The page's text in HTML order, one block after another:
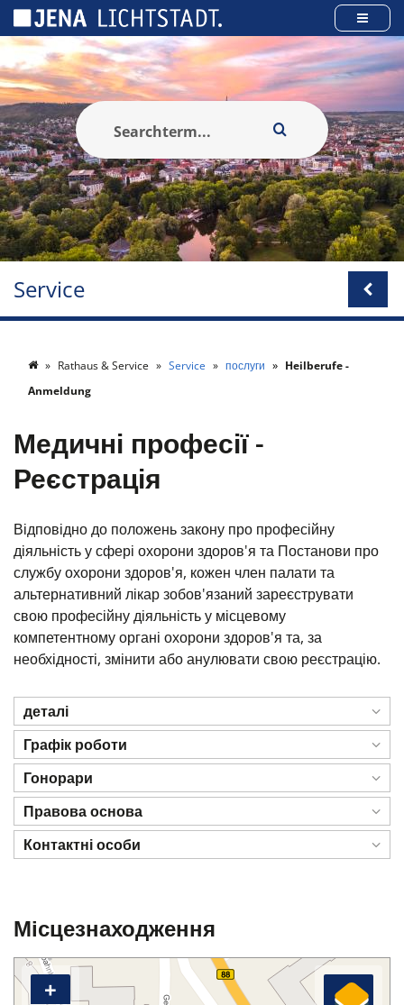
Service
Rathaus & Service Service послуги
Heilberufe -
Anmeldung
Медичні професії -
Реєстрація
Відповідно до положень закону про професійну
діяльність у сфері охорони здоров'я та Постанови про
службу охорони здоров'я, кожен член палати та
альтернативний лікар зобов'язаний зареєструвати
свою професійну діяльність у місцевому
компетентному органі охорони здоров'я та, за
необхідності, змінити або анулювати свою реєстрацію.
деталі
Графік роботи
Гонорари
Правова основа
Контактні особи
Місцезнаходження
+
Панель керування кукі